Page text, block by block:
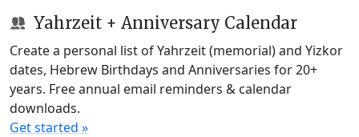
Yahrzeit + Anniversary Calendar
Create a personal list of Yahrzeit (memorial) and Yizkor
dates, Hebrew Birthdays and Anniversaries for 20+
years. Free annual email reminders & calendar
downloads.
Get started »